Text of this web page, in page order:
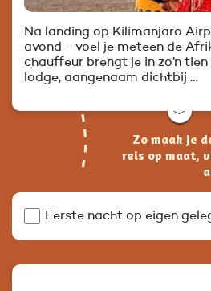
Na landing op Kilimanjaro
avond - voel je meteen de
chauffeur brengt je in zo’n
lodge, aangenaam dichtbij …
﹀
Zo maak je
reis op maat,
Eerste nacht op eigen